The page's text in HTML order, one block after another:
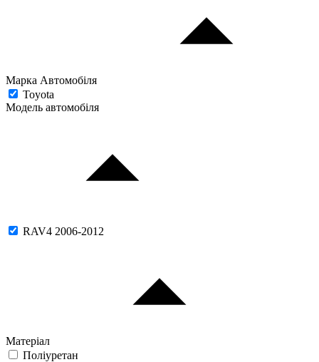
Марка Автомобіля
Toyota
Модель автомобіля
RAV4 2006-2012
Матеріал
Поліуретан